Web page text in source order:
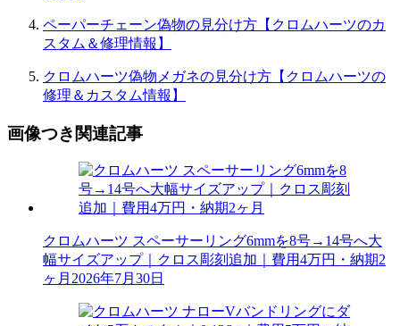
ペーパーチェーン偽物の見分け方【クロムハーツのカ
スタム＆修理情報】
クロムハーツ偽物メガネの見分け方【クロムハーツの
修理＆カスタム情報】
画像つき関連記事
クロムハーツ スペーサーリング6mmを8号→14号へ大
幅サイズアップ｜クロス彫刻追加｜費用4万円・納期2
ヶ月 2026年7月30日